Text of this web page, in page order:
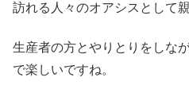
訪れる人々のオアシスとして
生産者の方とやりとりをしな
で楽しいですね。